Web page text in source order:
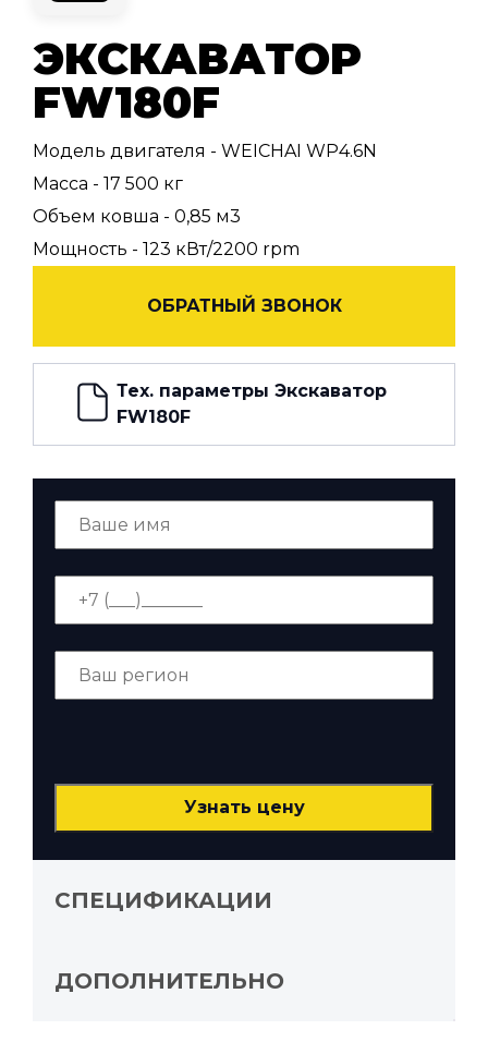
ЭКСКАВАТОР
FW180F
Модель двигателя - WEICHAI WP4.6N
Масса - 17 500 кг
Объем ковша - 0,85 м3
Мощность - 123 кВт/2200 rpm
ОБРАТНЫЙ ЗВОНОК
Тех. параметры Экскаватор
FW180F
СПЕЦИФИКАЦИИ
ДОПОЛНИТЕЛЬНО